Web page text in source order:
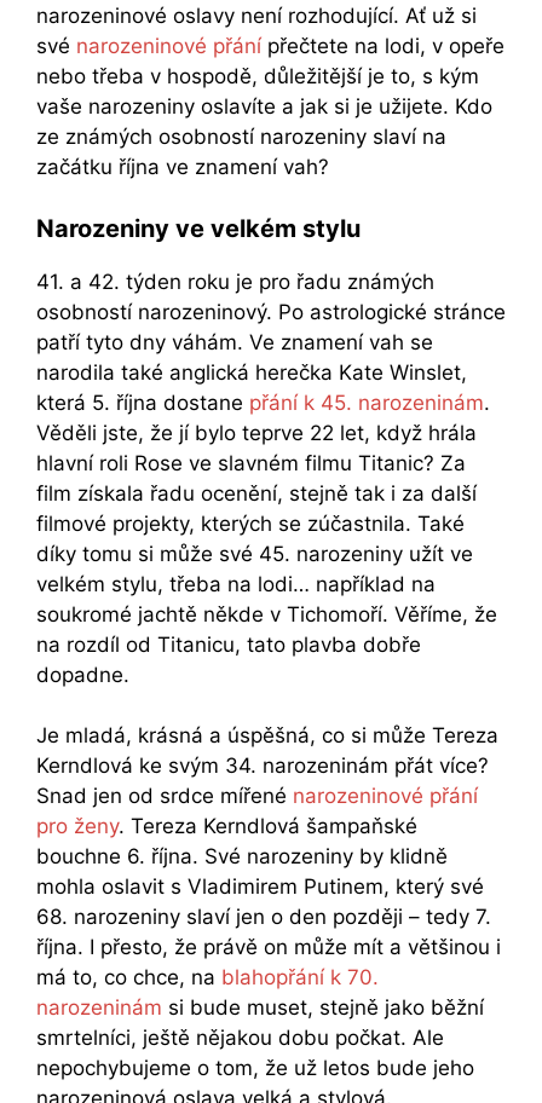
narozeninové oslavy není rozhodující. Ať už si
své narozeninové přání přečtete na lodi, v opeře
nebo třeba v hospodě, důležitější je to, s kým
vaše narozeniny oslavíte a jak si je užijete. Kdo
ze známých osobností narozeniny slaví na
začátku října ve znamení vah?
Narozeniny ve velkém stylu
41. a 42. týden roku je pro řadu známých
osobností narozeninový. Po astrologické stránce
patří tyto dny váhám. Ve znamení vah se
narodila také anglická herečka Kate Winslet,
která 5. října dostane přání k 45. narozeninám.
Věděli jste, že jí bylo teprve 22 let, když hrála
hlavní roli Rose ve slavném filmu Titanic? Za
film získala řadu ocenění, stejně tak i za další
filmové projekty, kterých se zúčastnila. Také
díky tomu si může své 45. narozeniny užít ve
velkém stylu, třeba na lodi… například na
soukromé jachtě někde v Tichomoří. Věříme, že
na rozdíl od Titanicu, tato plavba dobře
dopadne.
Je mladá, krásná a úspěšná, co si může Tereza
Kerndlová ke svým 34. narozeninám přát více?
Snad jen od srdce mířené narozeninové přání
pro ženy. Tereza Kerndlová šampaňské
bouchne 6. října. Své narozeniny by klidně
mohla oslavit s Vladimirem Putinem, který své
68. narozeniny slaví jen o den později – tedy 7.
října. I přesto, že právě on může mít a většinou i
má to, co chce, na blahopřání k 70.
narozeninám si bude muset, stejně jako běžní
smrtelníci, ještě nějakou dobu počkat. Ale
nepochybujeme o tom, že už letos bude jeho
narozeninová oslava velká a stylová.